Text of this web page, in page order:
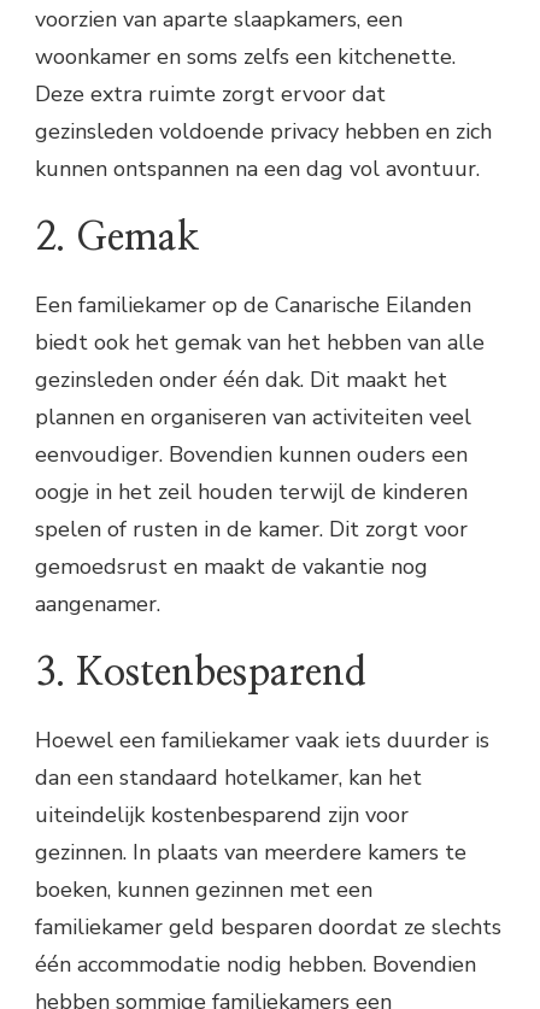
voorzien van aparte slaapkamers, een
woonkamer en soms zelfs een kitchenette.
Deze extra ruimte zorgt ervoor dat
gezinsleden voldoende privacy hebben en zich
kunnen ontspannen na een dag vol avontuur.
2. Gemak
Een familiekamer op de Canarische Eilanden
biedt ook het gemak van het hebben van alle
gezinsleden onder één dak. Dit maakt het
plannen en organiseren van activiteiten veel
eenvoudiger. Bovendien kunnen ouders een
oogje in het zeil houden terwijl de kinderen
spelen of rusten in de kamer. Dit zorgt voor
gemoedsrust en maakt de vakantie nog
aangenamer.
3. Kostenbesparend
Hoewel een familiekamer vaak iets duurder is
dan een standaard hotelkamer, kan het
uiteindelijk kostenbesparend zijn voor
gezinnen. In plaats van meerdere kamers te
boeken, kunnen gezinnen met een
familiekamer geld besparen doordat ze slechts
één accommodatie nodig hebben. Bovendien
hebben sommige familiekamers een